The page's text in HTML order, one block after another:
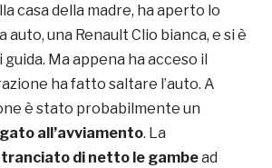
casa della madre, ha aperto lo
auto, una Renault Clio bianca, e si è
Ma appena ha acceso il
ha fatto saltare l’auto. A
è stato probabilmente un
all’avviamento. La
tranciato di netto le gambead